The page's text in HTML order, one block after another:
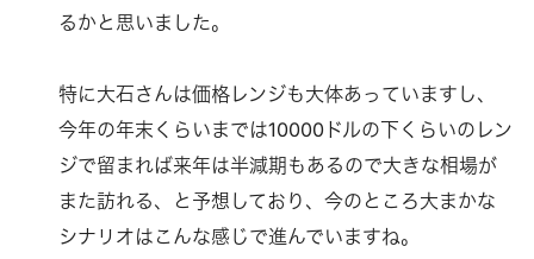
るかと思いました。
特に大石さんは価格レンジも大体あっていますし、
今年の年末くらいまでは10000ドルの下くらいのレン
ジで留まれば来年は半減期もあるので大きな相場が
また訪れる、と予想しており、今のところ大まかな
シナリオはこんな感じで進んでいますね。